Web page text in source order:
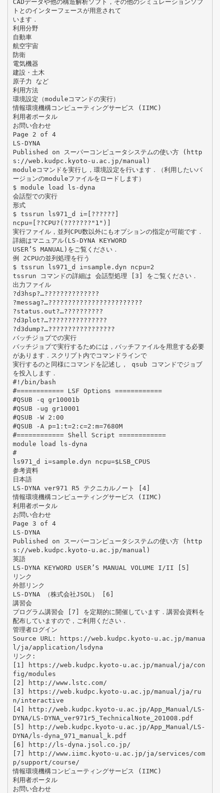
CADデータや他の構造解析ソフト，その他のシミュレーションソフ
トとのインターフェースが用意されて
います．
利用分野
自動車
航空宇宙
防衛
電気機器
建設・土木
原子力 など
利用方法
環境設定（moduleコマンドの実行）
情報環境機構コンピューティングサービス (IIMC)
利用者ポータル
お問い合わせ
Page 2 of 4
LS-DYNA
Published on スーパーコンピュータシステムの使い方 (http
s://web.kudpc.kyoto-u.ac.jp/manual)
moduleコマンドを実行し，環境設定を行います．（利用したいバ
ージョンのmoduleファイルをロードします）
$ module load ls-dyna
会話型での実行
形式
$ tssrun ls971_d i=[??????]
ncpu=[??CPU?(???????"1")]
実行ファイル，並列CPU数以外にもオプションの指定が可能です．
詳細はマニュアル(LS-DYNA KEYWORD
USER’S MANUAL)をご覧ください．
例 2CPUの並列処理を行う
$ tssrun ls971_d i=sample.dyn ncpu=2
tssrun コマンドの詳細は 会話型処理 [3] をご覧ください．
出力ファイル
?d3hsp?…??????????????
?messag?…????????????????????????
?status.out?…??????????
?d3plot?…???????????????
?d3dump?…?????????????????
バッチジョブでの実行
バッチジョブで実行するためには，バッチファイルを用意する必要
があります．スクリプト内でコマンドラインで
実行するのと同様にコマンドを記述し， qsub コマンドでジョブ
を投入します．
#!/bin/bash
#============ LSF Options ============
#QSUB -q gr10001b
#QSUB -ug gr10001
#QSUB -W 2:00
#QSUB -A p=1:t=2:c=2:m=7680M
#============ Shell Script ============
module load ls-dyna
#
ls971_d i=sample.dyn ncpu=$LSB_CPUS
参考資料
日本語
LS-DYNA ver971 R5 テクニカルノート [4]
情報環境機構コンピューティングサービス (IIMC)
利用者ポータル
お問い合わせ
Page 3 of 4
LS-DYNA
Published on スーパーコンピュータシステムの使い方 (http
s://web.kudpc.kyoto-u.ac.jp/manual)
英語
LS-DYNA KEYWORD USER’S MANUAL VOLUME I/II [5]
リンク
外部リンク
LS-DYNA （株式会社JSOL） [6]
講習会
プログラム講習会 [7] を定期的に開催しています．講習会資料を
配布していますので，ご利用ください．
管理者ログイン
Source URL: https://web.kudpc.kyoto-u.ac.jp/manua
l/ja/application/lsdyna
リンク:
[1] https://web.kudpc.kyoto-u.ac.jp/manual/ja/con
fig/modules
[2] http://www.lstc.com/
[3] https://web.kudpc.kyoto-u.ac.jp/manual/ja/ru
n/interactive
[4] http://web.kudpc.kyoto-u.ac.jp/App_Manual/LS-
DYNA/LS-DYNA_ver971r5_TechnicalNote_201008.pdf
[5] http://web.kudpc.kyoto-u.ac.jp/App_Manual/LS-
DYNA/ls-dyna_971_manual_k.pdf
[6] http://ls-dyna.jsol.co.jp/
[7] http://www.iimc.kyoto-u.ac.jp/ja/services/com
p/support/course/
情報環境機構コンピューティングサービス (IIMC)
利用者ポータル
お問い合わせ